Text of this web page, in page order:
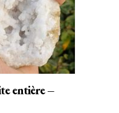
entière –